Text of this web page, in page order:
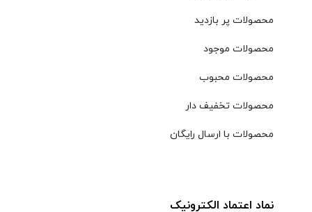
محصولات پر بازدید
محصولات موجود
محصولات محبوب
محصولات تخفیف دار
محصولات با ارسال رایگان
نماد اعتماد الکترونیک